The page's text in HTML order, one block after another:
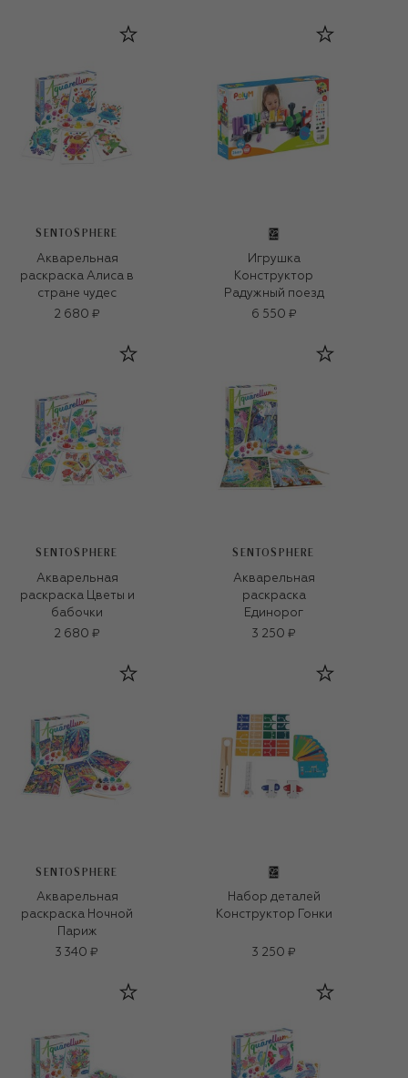
SENTOSPHERE
Акварельная
раскраска Алиса в
стране чудес
2 680 ₽
Игрушка
Конструктор
Радужный поезд
6 550 ₽
SENTOSPHERE
Акварельная
раскраска Цветы и
бабочки
2 680 ₽
SENTOSPHERE
Акварельная
раскраска
Единорог
3 250 ₽
SENTOSPHERE
Акварельная
раскраска Ночной
Париж
3 340 ₽
Набор деталей
Конструктор Гонки
3 250 ₽